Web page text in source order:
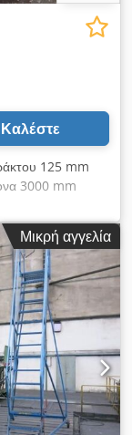
Καλέστε
125 mm
3000 mm
1650 mm
ατράκτου 240
(Κώνος Metric
Acqokr
Διαδρομή
Αντιστήριγμα Τα
ή τον
για εμάς.
Ισχύουν
μας.
μηχανές σε
χώρου,
Μικρή αγγελία